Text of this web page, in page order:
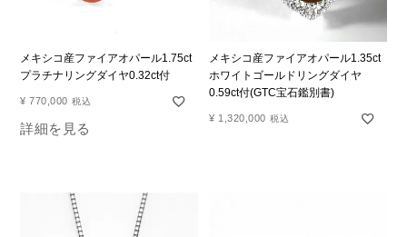
メキシコ産ファイアオパール1.75ct
プラチナリングダイヤ0.32ct付
¥ 770,000 税込
詳細を見る
メキシコ産ファイアオパール1.35ct
ホワイトゴールドリングダイヤ
0.59ct付(GTC宝石鑑別書)
¥ 1,320,000 税込